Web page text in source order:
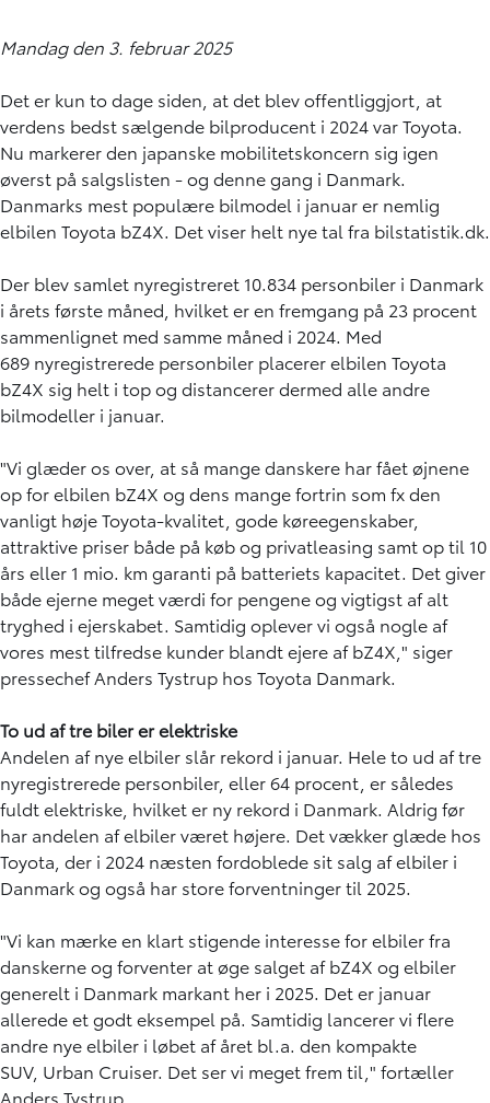
Mandag den 3. februar 2025
Det er kun to dage siden, at det blev offentliggjort, at
verdens bedst sælgende bilproducent i 2024 var Toyota.
Nu markerer den japanske mobilitetskoncern sig igen
øverst på salgslisten - og denne gang i Danmark.
Danmarks mest populære bilmodel i januar er nemlig
elbilen Toyota bZ4X. Det viser helt nye tal fra bilstatistik.dk.
Der blev samlet nyregistreret 10.834 personbiler i Danmark
i årets første måned, hvilket er en fremgang på 23 procent
sammenlignet med samme måned i 2024. Med
689 nyregistrerede personbiler placerer elbilen Toyota
bZ4X sig helt i top og distancerer dermed alle andre
bilmodeller i januar.
"Vi glæder os over, at så mange danskere har fået øjnene
op for elbilen bZ4X og dens mange fortrin som fx den
vanligt høje Toyota-kvalitet, gode køreegenskaber,
attraktive priser både på køb og privatleasing samt op til 10
års eller 1 mio. km garanti på batteriets kapacitet. Det giver
både ejerne meget værdi for pengene og vigtigst af alt
tryghed i ejerskabet. Samtidig oplever vi også nogle af
vores mest tilfredse kunder blandt ejere af bZ4X," siger
pressechef Anders Tystrup hos Toyota Danmark.
To ud af tre biler er elektriske
Andelen af nye elbiler slår rekord i januar. Hele to ud af tre
nyregistrerede personbiler, eller 64 procent, er således
fuldt elektriske, hvilket er ny rekord i Danmark. Aldrig før
har andelen af elbiler været højere. Det vækker glæde hos
Toyota, der i 2024 næsten fordoblede sit salg af elbiler i
Danmark og også har store forventninger til 2025.
"Vi kan mærke en klart stigende interesse for elbiler fra
danskerne og forventer at øge salget af bZ4X og elbiler
generelt i Danmark markant her i 2025. Det er januar
allerede et godt eksempel på. Samtidig lancerer vi flere
andre nye elbiler i løbet af året bl.a. den kompakte
SUV, Urban Cruiser. Det ser vi meget frem til," fortæller
Anders Tystrup.